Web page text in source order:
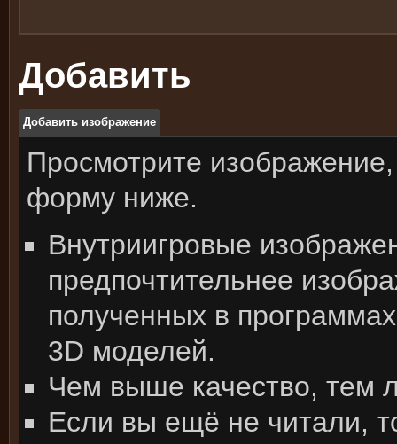
Добавить
Добавить изображение
Просмотрите изображение,
форму ниже.
Внутриигровые
предпочтительнее
полученных в
3D моделей.
Чем выше качество, тем
Если вы ещё не читали,